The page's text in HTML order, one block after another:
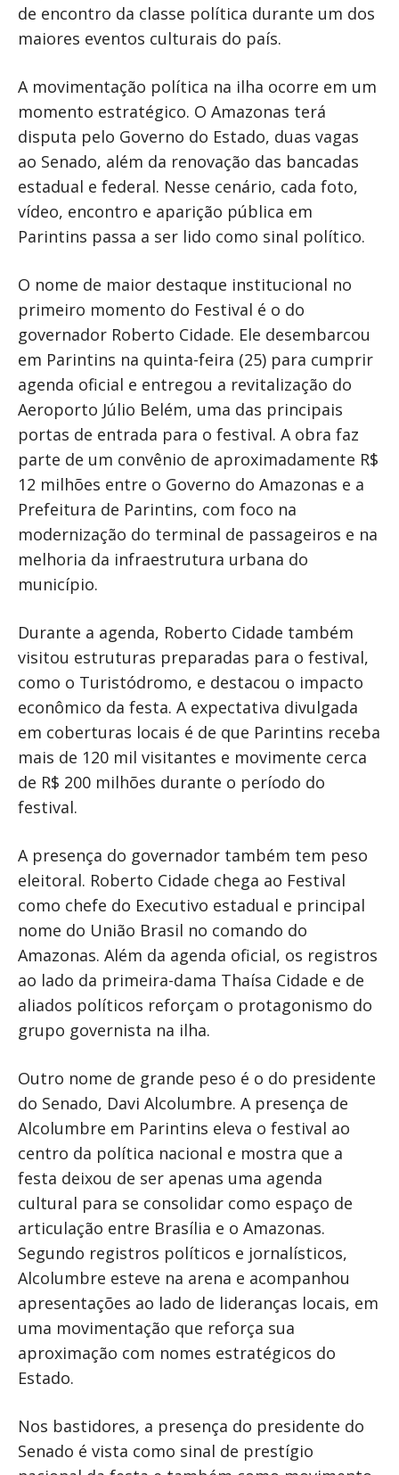
de encontro da classe política durante um dos
maiores eventos culturais do país.
A movimentação política na ilha ocorre em um
momento estratégico. O Amazonas terá
disputa pelo Governo do Estado, duas vagas
ao Senado, além da renovação das bancadas
estadual e federal. Nesse cenário, cada foto,
vídeo, encontro e aparição pública em
Parintins passa a ser lido como sinal político.
O nome de maior destaque institucional no
primeiro momento do Festival é o do
governador Roberto Cidade. Ele desembarcou
em Parintins na quinta-feira (25) para cumprir
agenda oficial e entregou a revitalização do
Aeroporto Júlio Belém, uma das principais
portas de entrada para o festival. A obra faz
parte de um convênio de aproximadamente R$
12 milhões entre o Governo do Amazonas e a
Prefeitura de Parintins, com foco na
modernização do terminal de passageiros e na
melhoria da infraestrutura urbana do
município.
Durante a agenda, Roberto Cidade também
visitou estruturas preparadas para o festival,
como o Turistódromo, e destacou o impacto
econômico da festa. A expectativa divulgada
em coberturas locais é de que Parintins receba
mais de 120 mil visitantes e movimente cerca
de R$ 200 milhões durante o período do
festival.
A presença do governador também tem peso
eleitoral. Roberto Cidade chega ao Festival
como chefe do Executivo estadual e principal
nome do União Brasil no comando do
Amazonas. Além da agenda oficial, os registros
ao lado da primeira-dama Thaísa Cidade e de
aliados políticos reforçam o protagonismo do
grupo governista na ilha.
Outro nome de grande peso é o do presidente
do Senado, Davi Alcolumbre. A presença de
Alcolumbre em Parintins eleva o festival ao
centro da política nacional e mostra que a
festa deixou de ser apenas uma agenda
cultural para se consolidar como espaço de
articulação entre Brasília e o Amazonas.
Segundo registros políticos e jornalísticos,
Alcolumbre esteve na arena e acompanhou
apresentações ao lado de lideranças locais, em
uma movimentação que reforça sua
aproximação com nomes estratégicos do
Estado.
Nos bastidores, a presença do presidente do
Senado é vista como sinal de prestígio